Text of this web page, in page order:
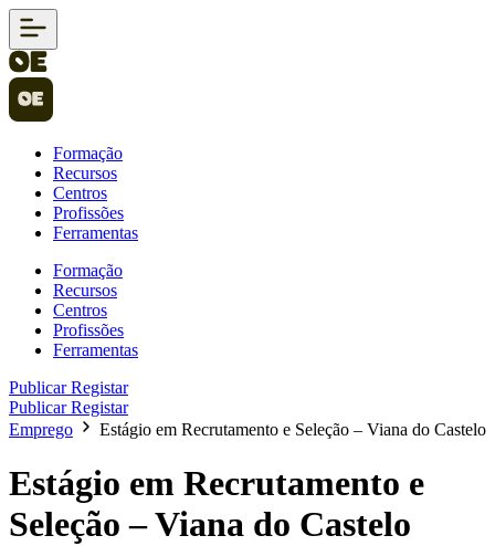
Formação
Recursos
Centros
Profissões
Ferramentas
Formação
Recursos
Centros
Profissões
Ferramentas
PublicarRegistar
PublicarRegistar
Emprego
Estágio em Recrutamento e Seleção – Viana do Castelo
Estágio em Recrutamento e
Seleção – Viana do Castelo